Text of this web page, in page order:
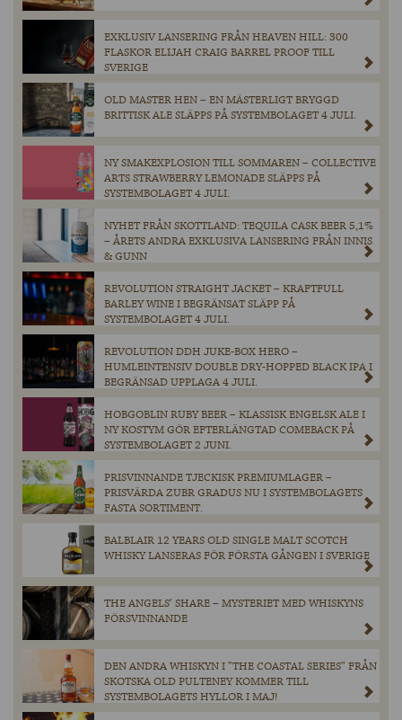
EXKLUSIV LANSERING FRÅN HEAVEN HILL: 300
FLASKOR ELIJAH CRAIG BARREL PROOF TILL
SVERIGE
OLD MASTER HEN – EN MÄSTERLIGT BRYGGD
BRITTISK ALE SLÄPPS PÅ SYSTEMBOLAGET 4 JULI.
NY SMAKEXPLOSION TILL SOMMAREN – COLLECTIVE
ARTS STRAWBERRY LEMONADE SLÄPPS PÅ
SYSTEMBOLAGET 4 JULI.
NYHET FRÅN SKOTTLAND: TEQUILA CASK BEER 5,1%
– ÅRETS ANDRA EXKLUSIVA LANSERING FRÅN INNIS
& GUNN
REVOLUTION STRAIGHT JACKET – KRAFTFULL
BARLEY WINE I BEGRÄNSAT SLÄPP PÅ
SYSTEMBOLAGET 4 JULI.
REVOLUTION DDH JUKE-BOX HERO –
HUMLEINTENSIV DOUBLE DRY-HOPPED BLACK IPA I
BEGRÄNSAD UPPLAGA 4 JULI.
HOBGOBLIN RUBY BEER – KLASSISK ENGELSK ALE I
NY KOSTYM GÖR EFTERLÄNGTAD COMEBACK PÅ
SYSTEMBOLAGET 2 JUNI.
PRISVINNANDE TJECKISK PREMIUMLAGER –
PRISVÄRDA ZUBR GRADUS NU I SYSTEMBOLAGETS
FASTA SORTIMENT.
BALBLAIR 12 YEARS OLD SINGLE MALT SCOTCH
WHISKY LANSERAS FÖR FÖRSTA GÅNGEN I SVERIGE
THE ANGELS’ SHARE – MYSTERIET MED WHISKYNS
FÖRSVINNANDE
DEN ANDRA WHISKYN I ”THE COASTAL SERIES” FRÅN
SKOTSKA OLD PULTENEY KOMMER TILL
SYSTEMBOLAGETS HYLLOR I MAJ!